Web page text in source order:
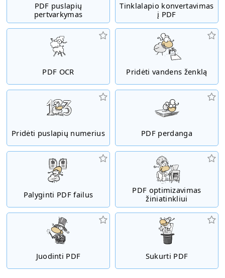
PDF puslapių
pertvarkymas
Tinklalapio konvertavimas
į PDF
PDF OCR Pridėti vandens ženklą
Pridėti puslapių numerius PDF perdanga
Palyginti PDF failus
PDF optimizavimas
žiniatinkliui
Juodinti PDF Sukurti PDF